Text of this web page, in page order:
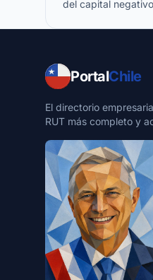
del capital
PortalChile
El directorio
RUT más completo y